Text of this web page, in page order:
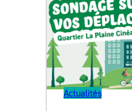
Actualités